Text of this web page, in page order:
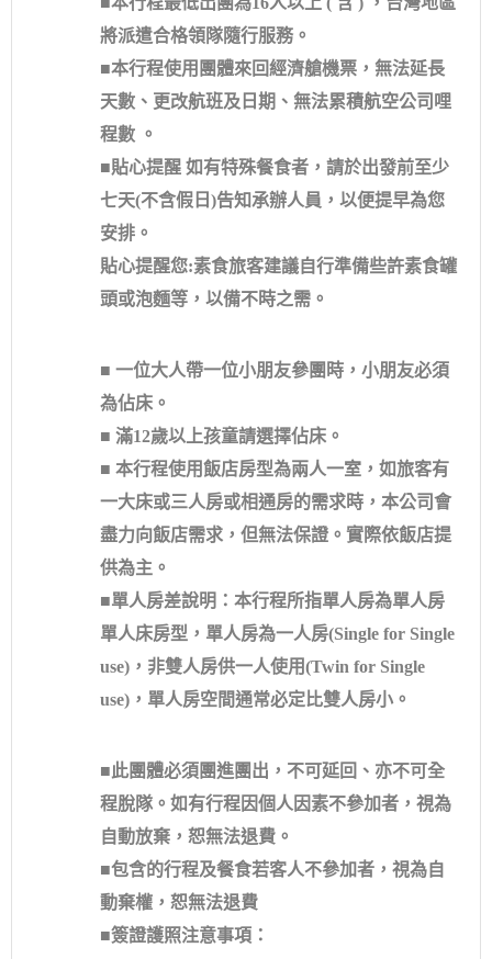
將派遣合格領隊隨行服務。
■本行程使用團體來回經濟艙機票，無法延長
天數、更改航班及日期、無法累積航空公司哩
程數 。
■貼心提醒 如有特殊餐食者，請於出發前至少
七天(不含假日)告知承辦人員，以便提早為您
安排。
貼心提醒您:素食旅客建議自行準備些許素食罐
頭或泡麵等，以備不時之需。
■ 一位大人帶一位小朋友參團時，小朋友必須
為佔床。
■ 滿12歲以上孩童請選擇佔床。
■ 本行程使用飯店房型為兩人一室，如旅客有
一大床或三人房或相通房的需求時，本公司會
盡力向飯店需求，但無法保證。實際依飯店提
供為主。
■單人房差說明：本行程所指單人房為單人房
單人床房型，單人房為一人房(Single for Single
use)，非雙人房供一人使用(Twin for Single
use)，單人房空間通常必定比雙人房小。
■此團體必須團進團出，不可延回、亦不可全
程脫隊。如有行程因個人因素不參加者，視為
自動放棄，恕無法退費。
■包含的行程及餐食若客人不參加者，視為自
動棄權，恕無法退費
■簽證護照注意事項：